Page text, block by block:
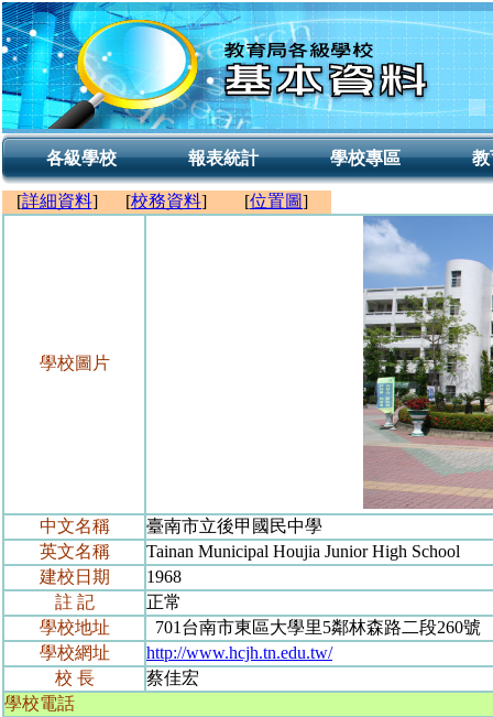
各級學校 報表統計 學校專區 教
[詳細資料] [校務資料] [位置圖]
學校圖片
中文名稱
臺南市立後甲國民中學
英文名稱
Tainan Municipal Houjia Junior High School
建校日期
1968
註 記
正常
學校地址
701台南市東區大學里5鄰林森路二段260號
學校網址
http://www.hcjh.tn.edu.tw/
校 長
蔡佳宏
學校電話